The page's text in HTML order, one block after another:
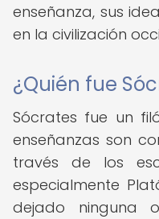
enseñanza, sus
en la civilización
¿Quién fue
Sócrates fue un
enseñanzas son
través de los
especialmente
dejado ninguna